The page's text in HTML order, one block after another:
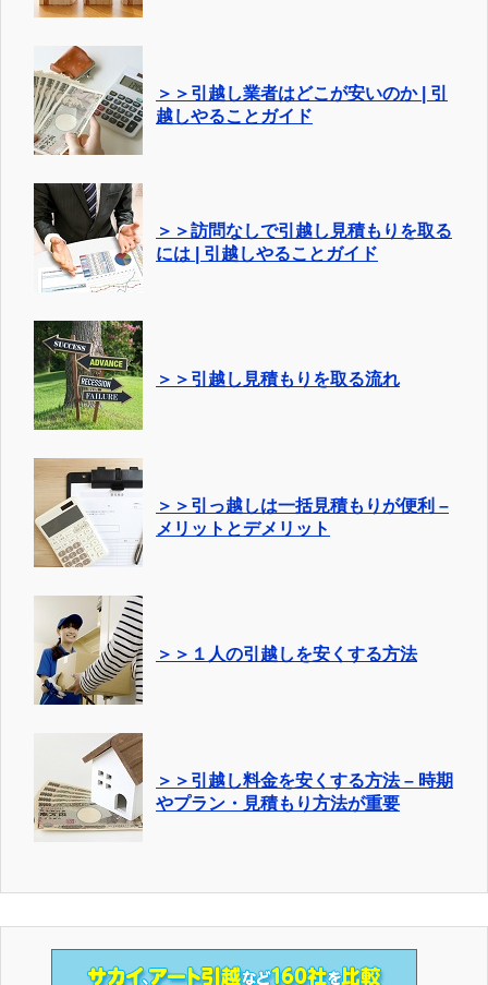
＞＞引越し業者はどこが安いのか | 引
越しやることガイド
＞＞訪問なしで引越し見積もりを取る
には | 引越しやることガイド
＞＞引越し見積もりを取る流れ
＞＞引っ越しは一括見積もりが便利 –
メリットとデメリット
＞＞１人の引越しを安くする方法
＞＞引越し料金を安くする方法 – 時期
やプラン・見積もり方法が重要